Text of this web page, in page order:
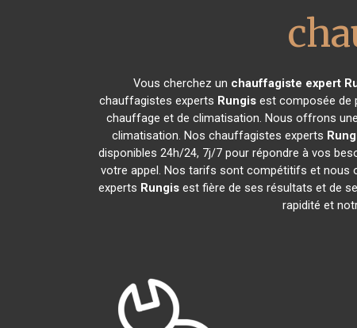
Vous cherchez un chauffagiste expert
chauffagistes experts Rungisest composée de
chauffage et de climatisation. Nous offrons
climatisation. Nos chauffagistes experts
disponibles 24h/24, 7j/7 pour répondre à vos
votre appel. Nos tarifs sont compétitifs et nous
experts Rungis est fière de ses résultats et de
rapidité et